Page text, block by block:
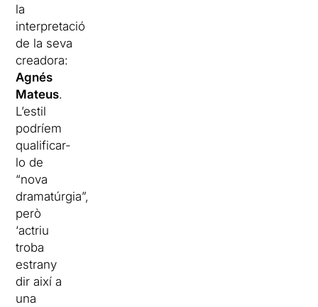
la
interpretació
de la seva
creadora:
Agnés
Mateus.
L’estil
podríem
qualificar-
lo de
“nova
dramatúrgia”,
però
‘actriu
troba
estrany
dir així a
una